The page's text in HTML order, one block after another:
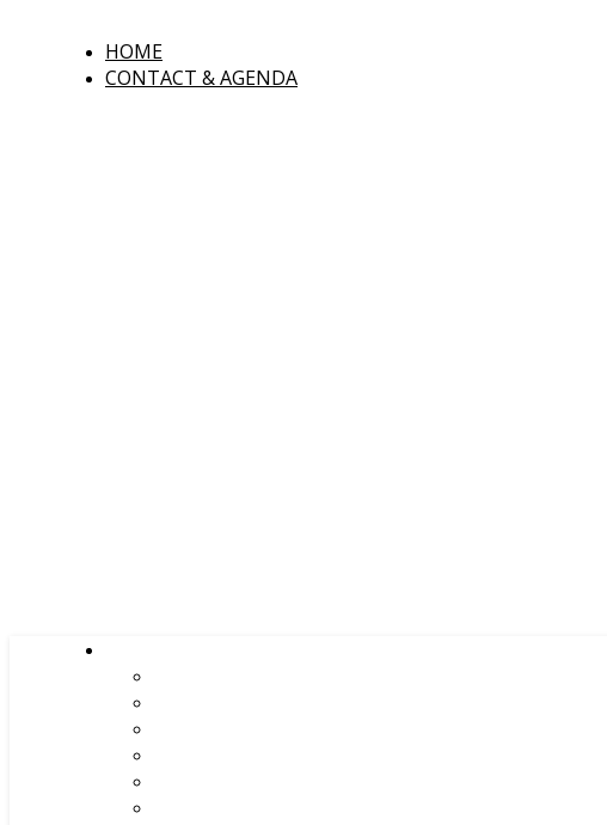
HOME
CONTACT & AGENDA